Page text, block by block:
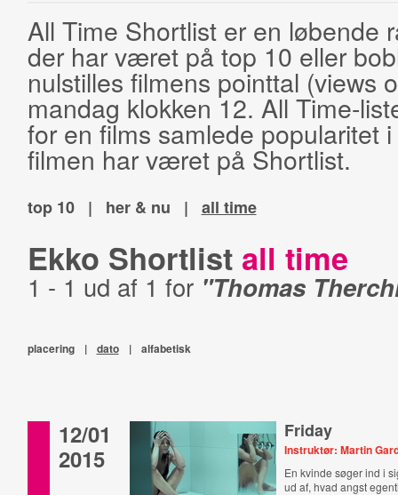
All Time Shortlist er en løbende
der har været på top 10 eller
nulstilles filmens pointtal (views
mandag klokken 12. All Time-
for en films samlede popularitet
filmen har været på Shortlist.
top 10 | her & nu | all time
Ekko Shortlist all time
1 - 1 ud af 1 for "Thomas
placering | dato | alfabetisk
12/01
2015
Friday
Instruktør: Martin
En kvinde søger ind i
ud af, hvad angst